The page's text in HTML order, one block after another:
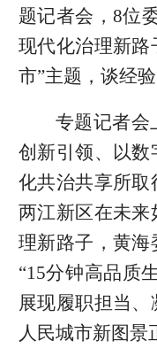
题记者会，8位
现代化治理新路
市”主题，谈经
专题记者会
创新引领、以数
化共治共享所取
两江新区在未
理新路子，黄海
“15分钟高品质
展现履职担当
人民城市新图景